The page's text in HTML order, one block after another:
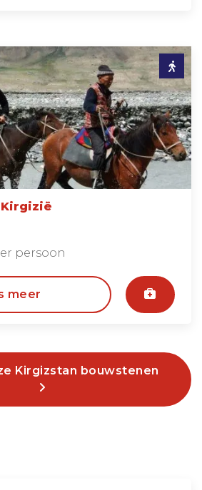
persoon
meer
Kirgizstan bouwstenen